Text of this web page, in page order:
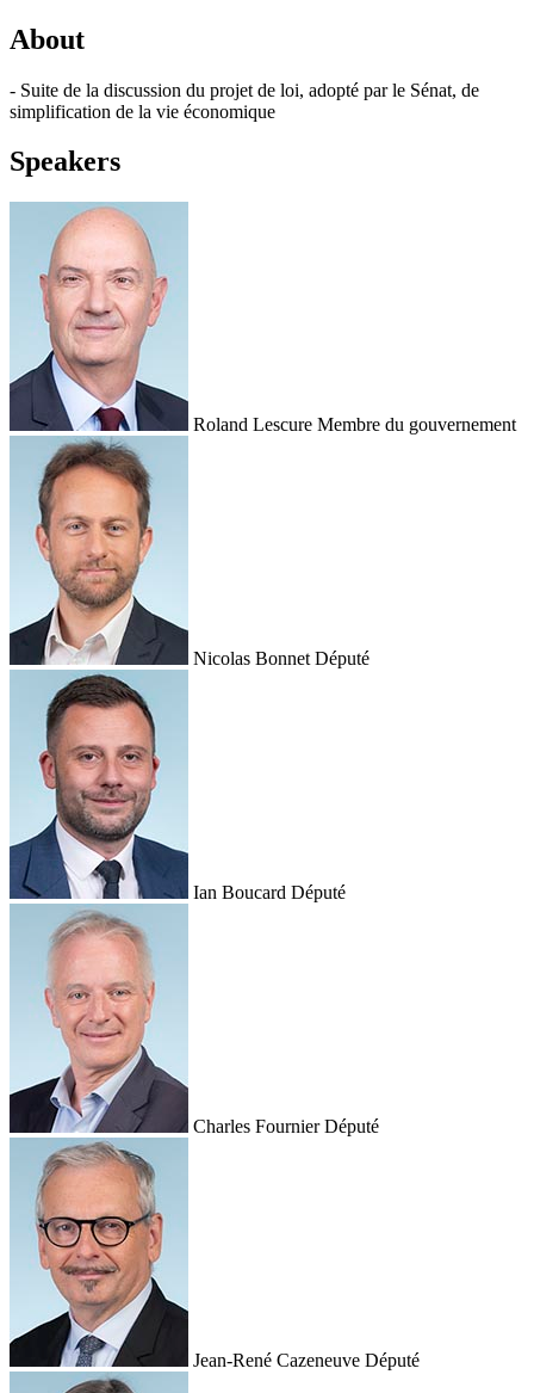
About
- Suite de la discussion du projet de loi, adopté par le Sénat, de
simplification de la vie économique
Speakers
Roland Lescure Membre du gouvernement
Nicolas Bonnet Député
Ian Boucard Député
Charles Fournier Député
Jean-René Cazeneuve Député